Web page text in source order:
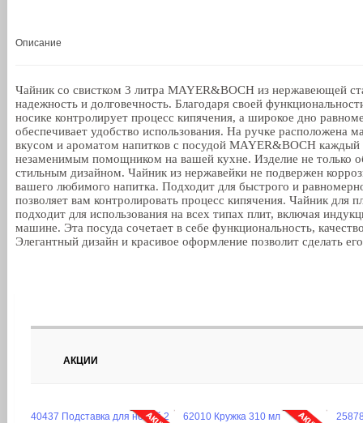
Описание
Чайник со свистком 3 литра MAYER&BOCH из нержавеющей
надежность и долговечность. Благодаря своей
носике контролирует процесс кипячения, а широкое дно
обеспечивает удобство использования. На ручке расположена
вкусом и ароматом напитков с посудой MAYER&BOCH
незаменимым помощником на вашей кухне. Изделие не только
стильным дизайном. Чайник из нержавейки не подвержен
вашего любимого напитка. Подходит для быстрого и
позволяет вам контролировать процесс кипячения. Чайник
подходит для использования на всех типах плит, включая
машине. Эта посуда сочетает в себе функциональность,
Элегантный дизайн и красивое оформление позволит сделать
АКЦИИ
40437 Подставка для ножей 2
62010 Кружка 310 мл